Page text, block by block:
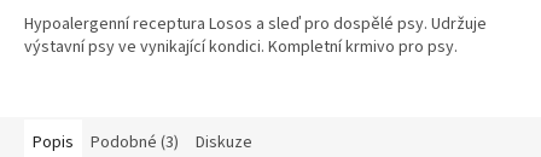
Hypoalergenní receptura Losos a sleď pro dospělé psy. Udržuje
výstavní psy ve vynikající kondici. Kompletní krmivo pro psy.
Popis Podobné (3) Diskuze